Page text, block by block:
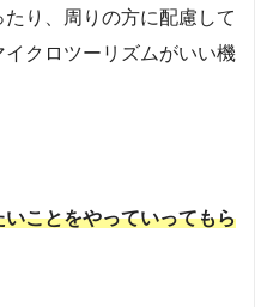
り、周りの方に配慮して
クロツーリズムがいい機
ことをやっていってもら